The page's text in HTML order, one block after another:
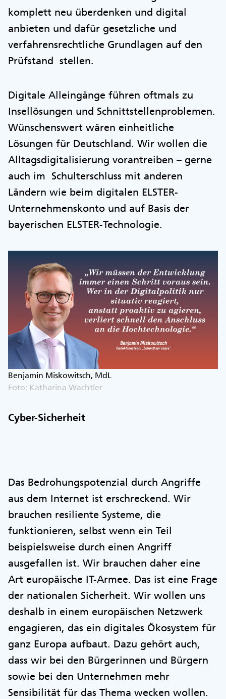
komplett neu überdenken und digital
anbieten und dafür gesetzliche und
verfahrensrechtliche Grundlagen auf den
Prüfstand stellen.
Digitale Alleingänge führen oftmals zu
Insellösungen und Schnittstellenproblemen.
Wünschenswert wären einheitliche
Lösungen für Deutschland. Wir wollen die
Alltagsdigitalisierung vorantreiben – gerne
auch im Schulterschluss mit anderen
Ländern wie beim digitalen ELSTER-
Unternehmenskonto und auf Basis der
bayerischen ELSTER-Technologie.
Benjamin Miskowitsch, MdL
Foto: Katharina Wachtler
Cyber-Sicherheit
Das Bedrohungspotenzial durch Angriffe
aus dem Internet ist erschreckend. Wir
brauchen resiliente Systeme, die
funktionieren, selbst wenn ein Teil
beispielsweise durch einen Angriff
ausgefallen ist. Wir brauchen daher eine
Art europäische IT-Armee. Das ist eine Frage
der nationalen Sicherheit. Wir wollen uns
deshalb in einem europäischen Netzwerk
engagieren, das ein digitales Ökosystem für
ganz Europa aufbaut. Dazu gehört auch,
dass wir bei den Bürgerinnen und Bürgern
sowie bei den Unternehmen mehr
Sensibilität für das Thema wecken wollen.